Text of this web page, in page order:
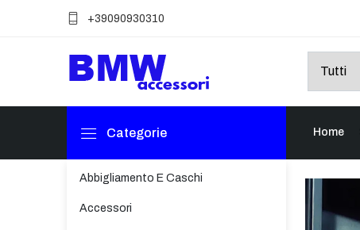
+39090930310
Categorie
Abbigliamento E Caschi
Accessori
Home